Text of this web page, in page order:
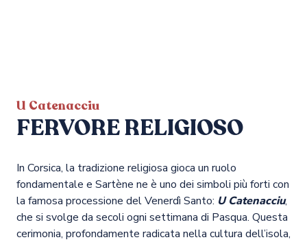
U Catenacciu
FERVORE RELIGIOSO
In Corsica, la tradizione religiosa gioca un ruolo
fondamentale e Sartène ne è uno dei simboli più forti con
la famosa processione del Venerdì Santo: U Catenacciu,
che si svolge da secoli ogni settimana di Pasqua. Questa
cerimonia, profondamente radicata nella cultura dell’isola,